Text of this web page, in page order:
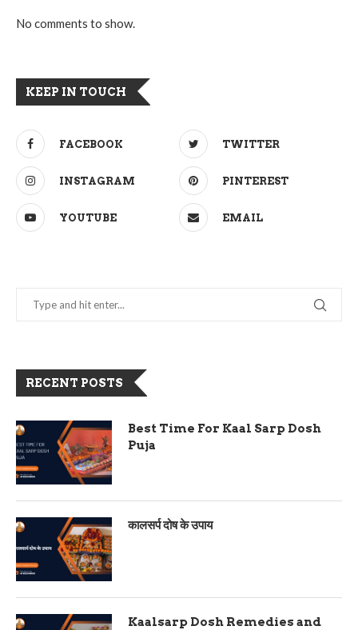
No comments to show.
KEEP IN TOUCH
FACEBOOK TWITTER
INSTAGRAM PINTEREST
YOUTUBE EMAIL
RECENT POSTS
Best Time For Kaal Sarp Dosh
Puja
कालसर्प दोष के उपाय
Kaalsarp Dosh Remedies and